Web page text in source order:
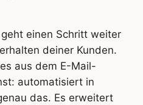
einen Schritt weiter
deiner Kunden.
aus dem E-Mail-
automatisiert in
das. Es erweitert